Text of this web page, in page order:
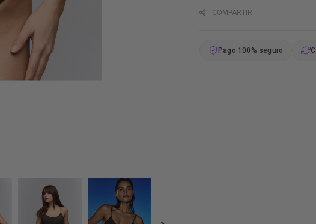
COMPARTIR
Pago 100% seguro